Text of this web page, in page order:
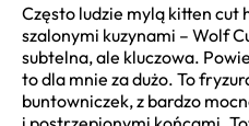
Często ludzie mylą kitten cut
szalonymi kuzynami – Wolf
subtelna, ale kluczowa.
to dla mnie za dużo. To
buntowniczek, z bardzo